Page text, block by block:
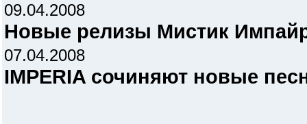
09.04.2008
Новые релизы Мистик
07.04.2008
IMPERIA сочиняют новые